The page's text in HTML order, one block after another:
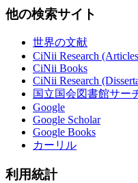
他の検索サイト
世界の文献
CiNii Research
CiNii Books
CiNii Research
国立国会図書館サー
Google
Google Scholar
Google Books
カーリル
利用統計